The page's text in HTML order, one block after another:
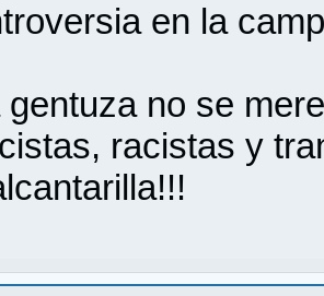
en la
gentuza no se
racistas y